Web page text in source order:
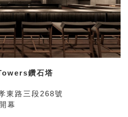
鑽石塔
東路三段268號
幕